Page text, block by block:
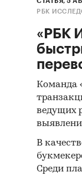
РБК
«РБК
Команда
ведущих
В
Среди